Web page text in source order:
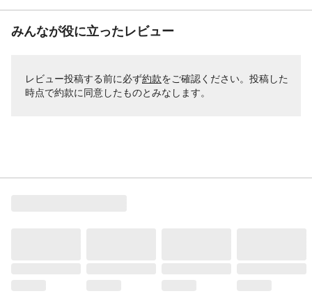
みんなが役に立ったレビュー
レビュー投稿する前に必ず約款をご確認ください。投稿した
時点で約款に同意したものとみなします。